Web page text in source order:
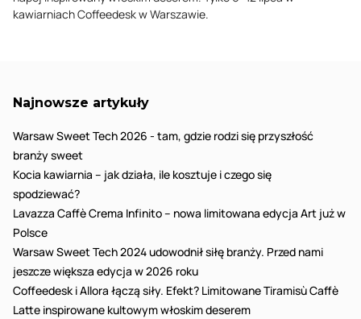
kawiarniach Coffeedesk w Warszawie.
Najnowsze artykuły
Warsaw Sweet Tech 2026 - tam, gdzie rodzi się przyszłość
branży sweet
Kocia kawiarnia – jak działa, ile kosztuje i czego się
spodziewać?
Lavazza Caffè Crema Infinito – nowa limitowana edycja Art już w
Polsce
Warsaw Sweet Tech 2024 udowodnił siłę branży. Przed nami
jeszcze większa edycja w 2026 roku
Coffeedesk i Allora łączą siły. Efekt? Limitowane Tiramisù Caffè
Latte inspirowane kultowym włoskim deserem